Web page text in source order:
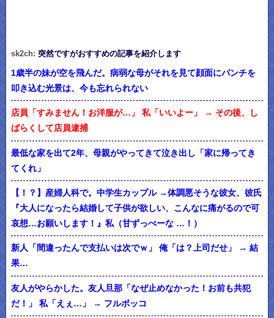
sk2ch: 突然ですがおすすめの記事を紹介します
1歳半の妹が空を飛んだ。病弱な母がそれを見て顔面にパンチを
叩き込む光景は、今も忘れられない
店員「すみません！お洋服が…」 私「いいよー」 → その後、し
ばらくして店員逮捕
最低な家を出て2年、母親がやってきて泣き出し「家に帰ってき
てくれ」
【！？】産婦人科で。中学生カップル →体調悪そうな彼女、彼氏
『大人になったら結婚して子供が欲しい、こんなに痛がるので可
哀想…お願いします！』私（甘ずっぺーな …！）
新人「間違ったんで支払いは次でｗ」 俺「は？上司だせ」 → 結
果…
友人がやらかした。友人旦那「なぜ止めなかった！お前も共犯
だ！」 私「えぇ…」 → フルボッコ